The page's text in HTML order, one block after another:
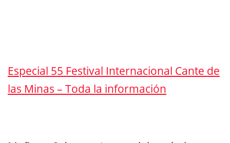
Especial 55 Festival Internacional Cante de
las Minas – Toda la información